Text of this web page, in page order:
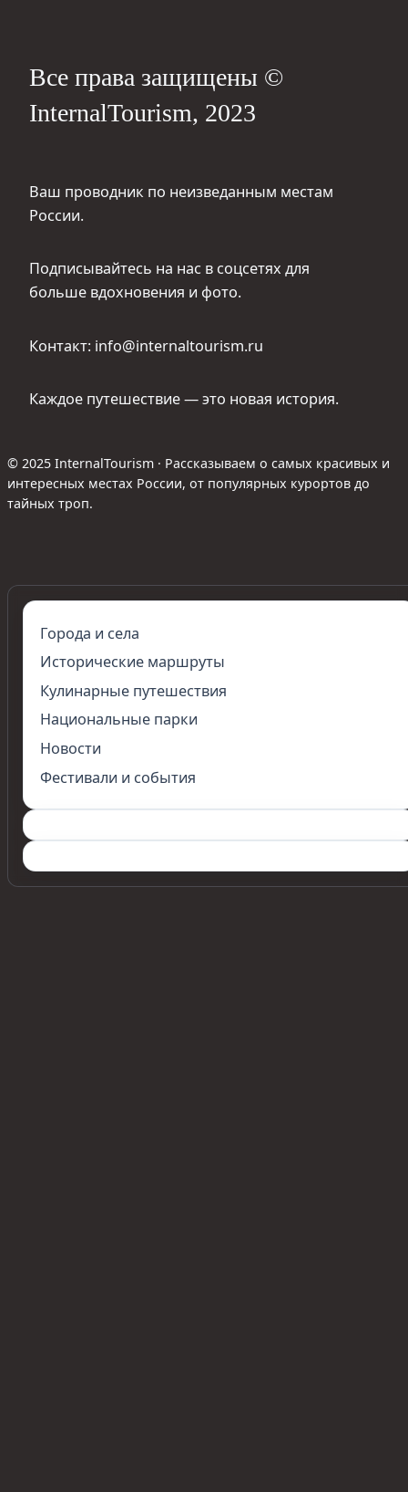
Все права защищены ©
InternalTourism, 2023
Ваш проводник по неизведанным местам
России.
Подписывайтесь на нас в соцсетях для
больше вдохновения и фото.
Контакт: info@internaltourism.ru
Каждое путешествие — это новая история.
© 2025 InternalTourism · Рассказываем о самых красивых и
интересных местах России, от популярных курортов до
тайных троп.
Города и села
Исторические маршруты
Кулинарные путешествия
Национальные парки
Новости
Фестивали и события